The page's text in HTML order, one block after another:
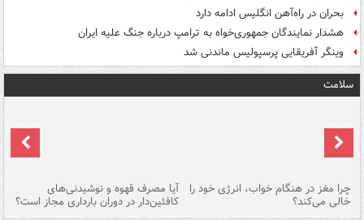
بحران در راه‌آهن انگلیس ادامه دارد
هشدار نمایندگان جمهوری‌خواه به ترامپ درباره جنگ علیه ایران
وینگر آفریقایی پرسپولیس ماندنی شد
سلامت
چرا مغز در هنگام خواب، انرژی خود را
خالی می‌کند؟
آیا مصرف قهوه و نوشیدنی‌های
کافئین‌دار در دوران بارداری مجاز است؟